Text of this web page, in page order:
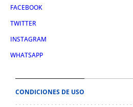
FACEBOOK
TWITTER
INSTAGRAM
WHATSAPP
CONDICIONES DE USO